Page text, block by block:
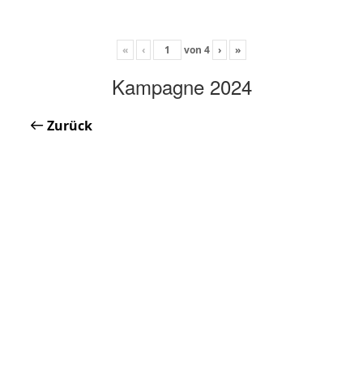
« ‹ von 4 › »
Kampagne 2024
Zurück